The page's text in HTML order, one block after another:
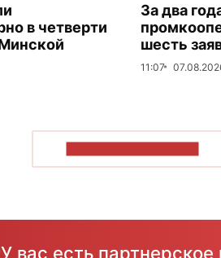
в четверти
За два
шесть
11:07
У вас есть